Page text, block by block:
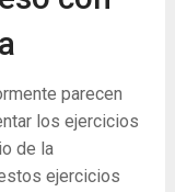
parecen
los ejercicios
de la
ejercicios